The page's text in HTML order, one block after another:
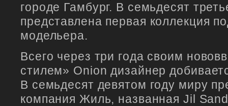
городе Гамбург. В семьдесят
представлена первая коллекция
модельера.
Всего через три года своим
стилем» Onion дизайнер
В семьдесят девятом году миру
компания Жиль, названная Jil